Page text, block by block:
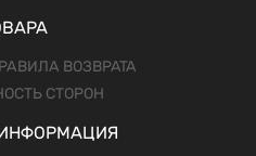
ВОЗВРАТА
СТОРОН